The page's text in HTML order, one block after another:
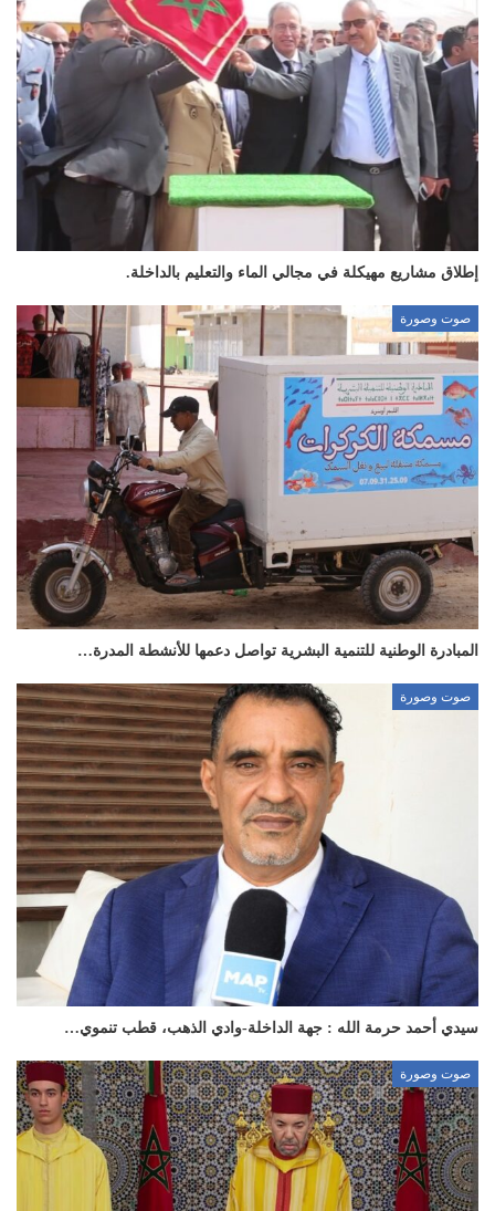
إطلاق مشاريع مهيكلة في مجالي الماء والتعليم بالداخلة.
صوت وصورة
المبادرة الوطنية للتنمية البشرية تواصل دعمها للأنشطة المدرة…
صوت وصورة
سيدي أحمد حرمة الله : جهة الداخلة-وادي الذهب، قطب تنموي…
صوت وصورة